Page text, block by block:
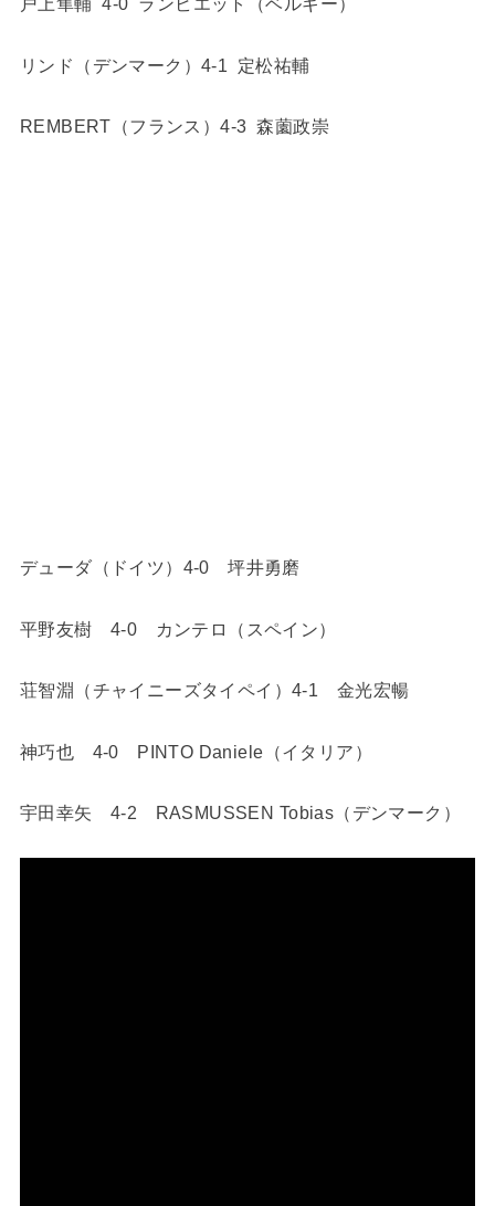
リンド（デンマーク）4-1 定松祐輔
REMBERT（フランス）4-3 森薗政崇
デューダ（ドイツ）4-0 坪井勇磨
平野友樹 4-0 カンテロ（スペイン）
荘智淵（チャイニーズタイペイ）4-1 金光宏暢
神巧也 4-0 PINTO Daniele（イタリア）
宇田幸矢 4-2 RASMUSSEN Tobias（デンマーク）